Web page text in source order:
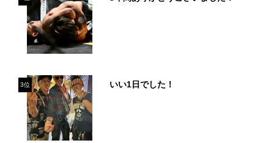
3位 いい1日でした！